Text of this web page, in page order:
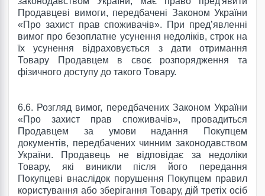
Продавцеві вимоги, передбачені Законом України
«Про захист прав споживачів». При пред’явленні
вимог про безоплатне усунення недоліків, строк на
їх усунення відраховується з дати отримання
Товару Продавцем в своє розпорядження та
фізичного доступу до такого Товару.
6.6. Розгляд вимог, передбачених Законом України
«Про захист прав споживачів», провадиться
Продавцем за умови надання Покупцем
документів, передбачених чинним законодавством
України. Продавець не відповідає за недоліки
Товару, які виникли після його передання
Покупцеві внаслідок порушення Покупцем правил
користування або зберігання Товару, дій третіх осіб